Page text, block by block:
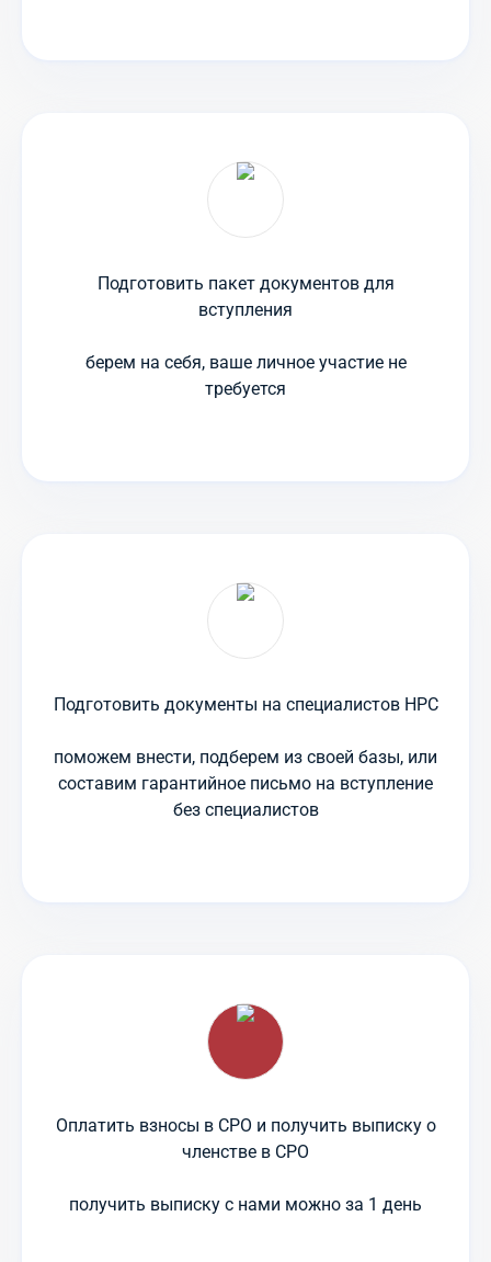
Подготовить пакет документов для
вступления
берем на себя, ваше личное участие не
требуется
Подготовить документы на специалистов НРС
поможем внести, подберем из своей базы, или
составим гарантийное письмо на вступление
без специалистов
Оплатить взносы в СРО и получить выписку о
членстве в СРО
получить выписку с нами можно за 1 день